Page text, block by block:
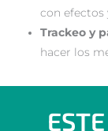
con efectos
Trackeo y
hacer los